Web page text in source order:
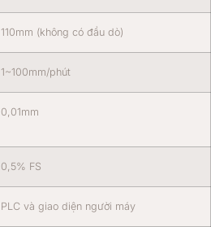
110mm (không có đầu dò)
1~100mm/phút
0,01mm
0,5% FS
PLC và giao diện người máy